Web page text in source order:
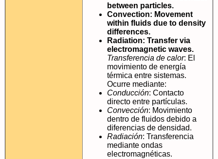
between particles.
Convection: Movement
within fluids due to density
differences.
Radiation: Transfer via
electromagnetic waves.
Transferencia de calor: El
movimiento de energía
térmica entre sistemas.
Ocurre mediante:
Conducción: Contacto
directo entre partículas.
Convección: Movimiento
dentro de fluidos debido a
diferencias de densidad.
Radiación: Transferencia
mediante ondas
electromagnéticas.